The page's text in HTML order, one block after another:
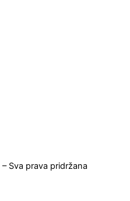
Sva prava pridržana